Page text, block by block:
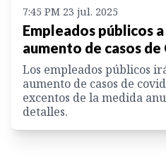
7:45 PM 23 jul. 2025
Empleados públicos
aumento de casos
Los empleados públicos
aumento de casos de
excentos de la medida
detalles.